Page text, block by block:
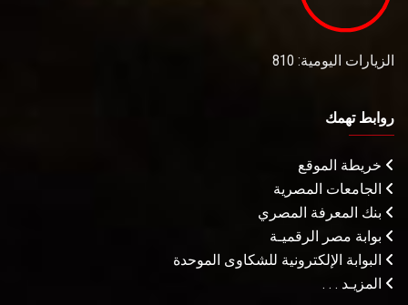
الزيارات اليومية: 810
روابط تهمك
خريطة الموقع
الجامعات المصرية
بنك المعرفة المصري
بوابة مصر الرقميـة
البوابة الإلكترونية للشكاوى الموحدة
المزيـد . . .